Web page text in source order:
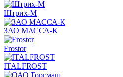
Штрих-М
ЗАО МАССА-К
Frostor
ITALFROST